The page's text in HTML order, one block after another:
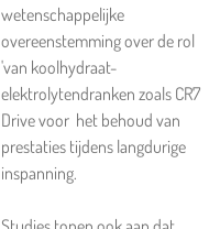
wetenschappelijke
overeenstemming over de rol
'van koolhydraat-
elektrolytendranken zoals CR7
Drivevoor het behoud van
prestaties tijdens langdurige
inspanning.